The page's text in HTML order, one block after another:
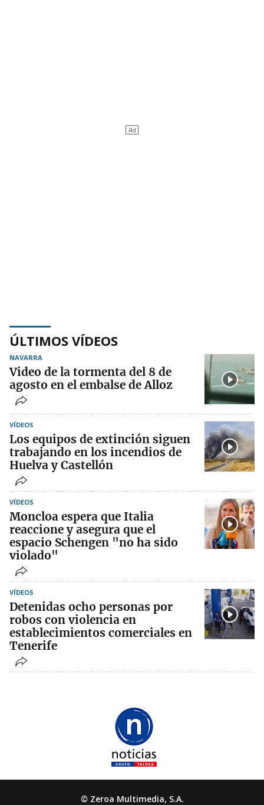
ÚLTIMOS VÍDEOS
NAVARRA
Video de la tormenta del 8 de
agosto en el embalse de Alloz
VÍDEOS
Los equipos de extinción siguen
trabajando en los incendios de
Huelva y Castellón
VÍDEOS
Moncloa espera que Italia
reaccione y asegura que el
espacio Schengen "no ha sido
violado"
VÍDEOS
Detenidas ocho personas por
robos con violencia en
establecimientos comerciales en
Tenerife
© Zeroa Multimedia, S.A.